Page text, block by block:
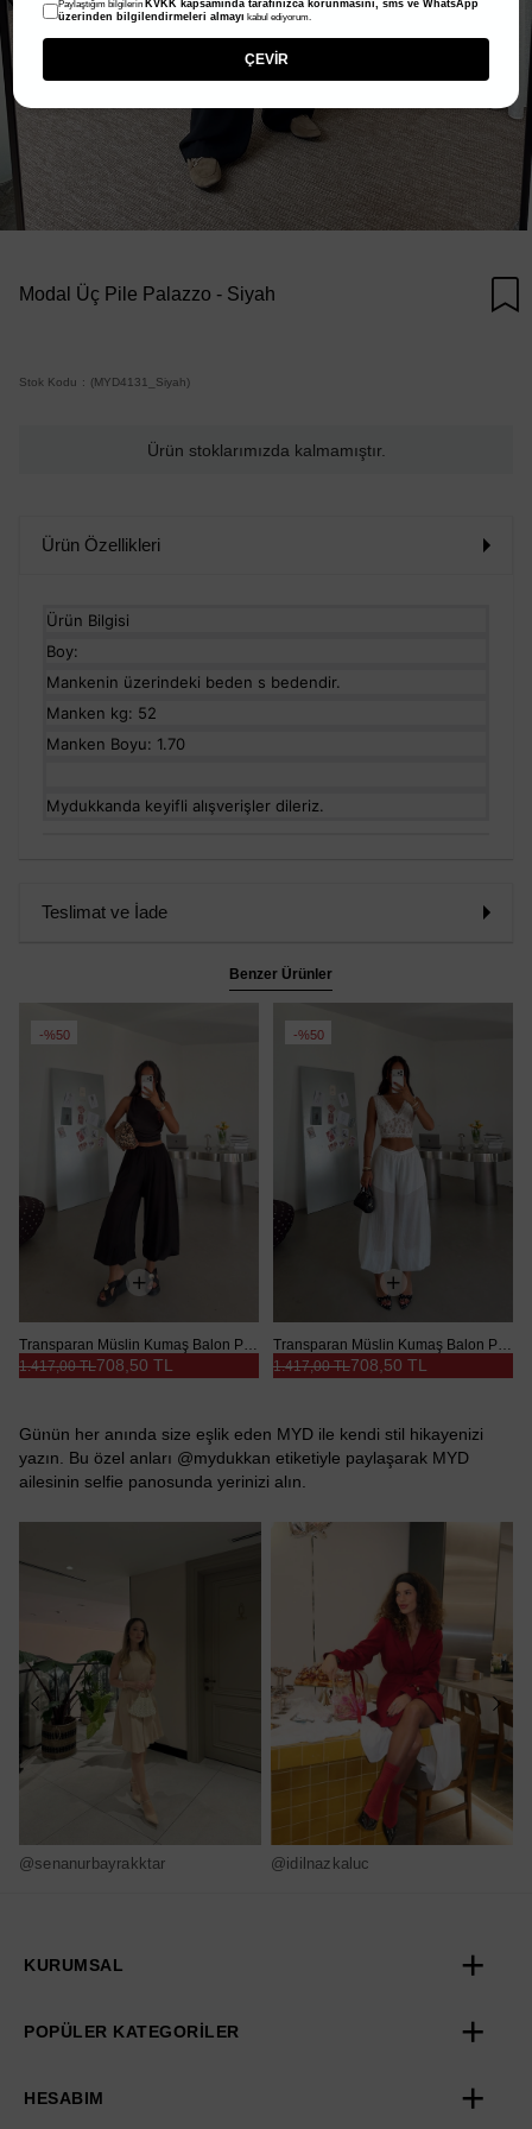
Modal Üç Pile Palazzo - Siyah
Stok Kodu (MYD4131_Siyah)
Ürün stoklarımızda kalmamıştır.
Ürün Özellikleri
Ürün Bilgisi
Boy:
Mankenin üzerindeki beden s bedendir.
Manken kg: 52
Manken Boyu: 1.70
Mydukkanda keyifli alışverişler dileriz.
Teslimat ve İade
Benzer Ürünler
%50
Transparan Müslin Kumaş Balon Pantolon - Siyah
708,50 TL
1.417,00 TL
%50
Transparan Müslin Kumaş Balon Pantolon - Beyaz
708,50 TL
1.417,00 TL
Günün her anında size eşlik eden MYD ile kendi stil hikayenizi
yazın. Bu özel anları @mydukkan etiketiyle paylaşarak MYD
ailesinin selfie panosunda yerinizi alın.
@senanurbayrakktar @idilnazkaluc
KURUMSAL
POPÜLER KATEGORİLER
HESABIM
Paylaştığım bilgilerin KVKK kapsamında tarafınızca korunmasını, sms ve WhatsApp
üzerinden bilgilendirmeleri almayı kabul ediyorum.
ÇEVİR